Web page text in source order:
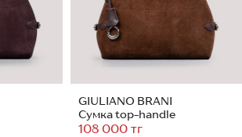
GIULIANO BRANI
Сумка top-handle
108 000 тг